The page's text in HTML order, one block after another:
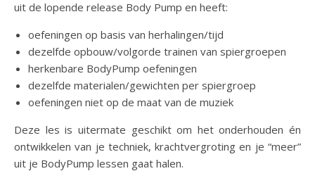
uit de lopende release Body Pump en heeft:
oefeningen op basis van herhalingen/tijd
dezelfde opbouw/volgorde trainen van spiergroepen
herkenbare BodyPump oefeningen
dezelfde materialen/gewichten per spiergroep
oefeningen niet op de maat van de muziek
Deze les is uitermate geschikt om het onderhouden én
ontwikkelen van je techniek, krachtvergroting en je “meer”
uit je BodyPump lessen gaat halen.